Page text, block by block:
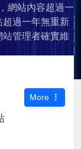
網站內容超過一
過一年無重新
管理者確實維
More